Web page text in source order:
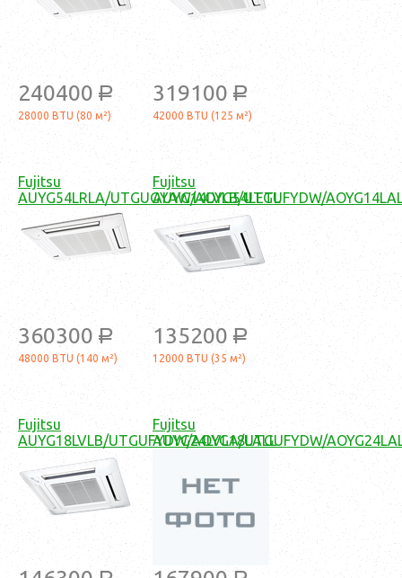
240400 a
28000 BTU (80 м²)
319100 a
42000 BTU (125 м²)
Fujitsu
AUYG54LRLA/UTGUGYAW/AOYG54LETL
360300 a
48000 BTU (140 м²)
Fujitsu
AUYG14LVLB/UTGUFYDW/
135200 a
12000 BTU (35 м²)
Fujitsu
AUYG18LVLB/UTGUFYDW/AOYG18LALL
Fujitsu
AUYG24LVLA/UTGUFYDW/